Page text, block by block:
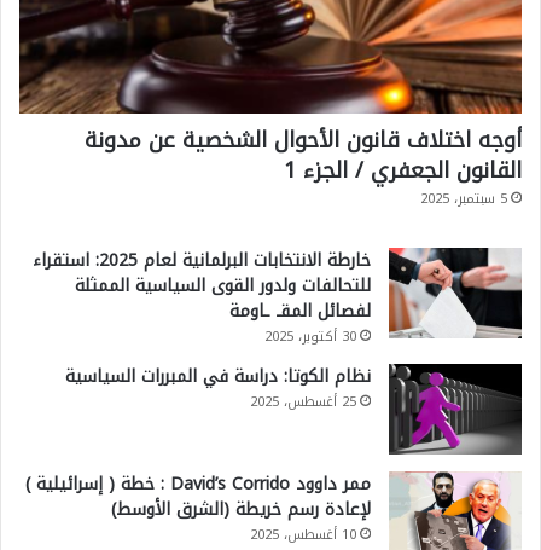
أوجه اختلاف قانون الأحوال الشخصية عن مدونة
القانون الجعفري / الجزء 1
5 سبتمبر، 2025
خارطة الانتخابات البرلمانية لعام 2025: استقراء
للتحالفات ولدور القوى السياسية الممثلة
لفصائل المقـ ـاومة
30 أكتوبر، 2025
نظام الكوتا: دراسة في المبررات السياسية
25 أغسطس، 2025
ممر داوود David’s Corrido : خطة ( إسرائيلية )
لإعادة رسم خريطة (الشرق الأوسط)
10 أغسطس، 2025